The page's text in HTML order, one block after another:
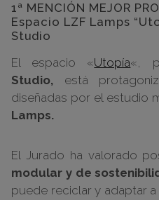
1ª MENCIÓN MEJOR
Espacio LZF Lamps
Studio
El espacio «Utopía«,
Studio, está
diseñadas por el estudio
Lamps.
El Jurado ha valorado
modular y de
puede reciclar y adaptar